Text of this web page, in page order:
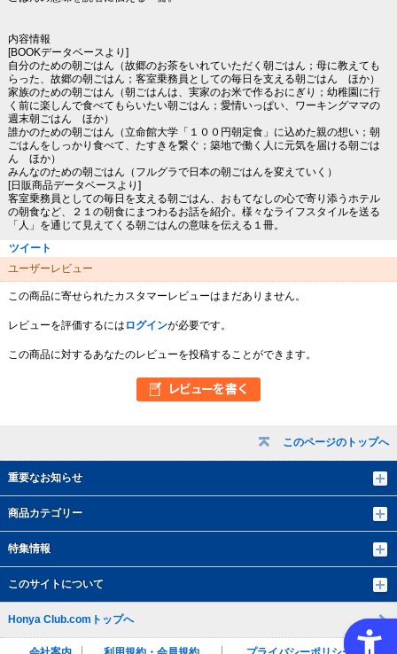
このページのトップへ
重要なお知らせ
商品カテゴリー
特集情報
このサイトについて
内容情報
[BOOKデータベースより]
自分のための朝ごはん（故郷のお茶をいれていただく朝ごはん；母に教えても
らった、故郷の朝ごはん；客室乗務員としての毎日を支える朝ごはん ほか）
家族のための朝ごはん（朝ごはんは、実家のお米で作るおにぎり；幼稚園に行
く前に楽しんで食べてもらいたい朝ごはん；愛情いっぱい、ワーキングママの
週末朝ごはん ほか）
誰かのための朝ごはん（立命館大学「１００円朝定食」に込めた親の想い；朝
ごはんをしっかり食べて、たすきを繋ぐ；築地で働く人に元気を届ける朝ごは
ん ほか）
みんなのための朝ごはん（フルグラで日本の朝ごはんを変えていく）
[日販商品データベースより]
客室乗務員としての毎日を支える朝ごはん、おもてなしの心で寄り添うホテル
の朝食など、２１の朝食にまつわるお話を紹介。様々なライフスタイルを送る
「人」を通じて見えてくる朝ごはんの意味を伝える１冊。
ツイート
ユーザーレビュー
この商品に寄せられたカスタマーレビューはまだありません。
レビューを評価するには ログインが必要です。
この商品に対するあなたのレビューを投稿することができます。
Honya Club.comトップへ